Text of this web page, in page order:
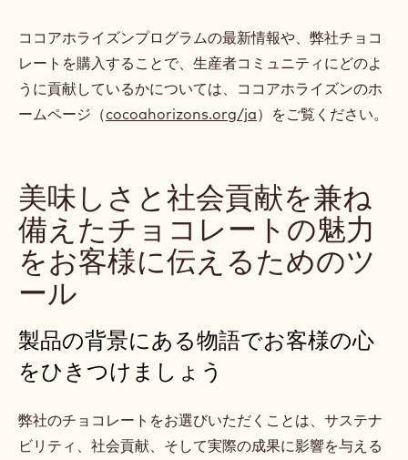
ココアホライズンプログラムの最新情報や、弊社チョコ
レートを購入することで、生産者コミュニティにどのよ
うに貢献しているかについては、ココアホライズンのホ
ームページ（cocoahorizons.org/ja）をご覧ください。
美味しさと社会貢献を兼ね
備えたチョコレートの魅力
をお客様に伝えるためのツ
ール
製品の背景にある物語でお客様の心
をひきつけましょう
弊社のチョコレートをお選びいただくことは、サステナ
ビリティ、社会貢献、そして実際の成果に影響を与える